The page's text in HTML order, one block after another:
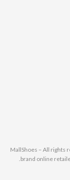
© 2025 MallShoes – All
brand online